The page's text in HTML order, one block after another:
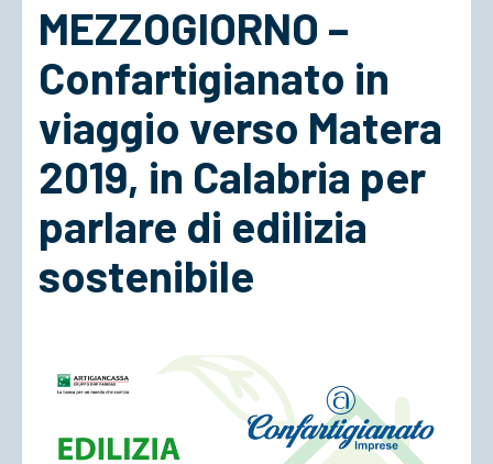
Cosa Facciamo
ACCEDI
MEZZOGIORNO –
Confartigianato in
viaggio verso Matera
2019, in Calabria per
parlare di edilizia
sostenibile